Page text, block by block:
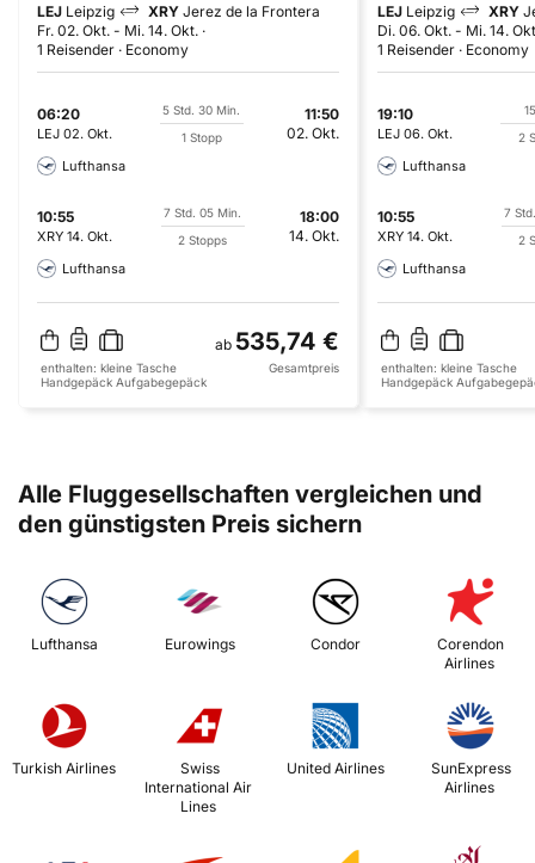
LEJ Leipzig XRY Jerez de la Frontera
Fr. 02. Okt. - Mi. 14. Okt.
1 Reisender
Economy
06:20
LEJ 02. Okt.
5 Std. 30 Min.
1 Stopp
11:50
02. Okt.
Lufthansa
10:55
XRY 14. Okt.
7 Std. 05 Min.
2 Stopps
18:00
14. Okt.
Lufthansa
ab 535,74 €
enthalten: kleine Tasche
Handgepäck Aufgabegepäck
Gesamtpreis
LEJ Leipzig XRY
Di. 06. Okt. - Mi. 14.
1 Reisender
Economy
19:10
LEJ 06. Okt.
2
Lufthansa
10:55
XRY 14. Okt.
7
2
Lufthansa
enthalten: kleine Tasche
Handgepäck
Alle Fluggesellschaften vergleichen und
den günstigsten Preis sichern
Lufthansa Eurowings Condor
Corendon
Airlines
Turkish Airlines
International Air
Lines
United Airlines
Airlines